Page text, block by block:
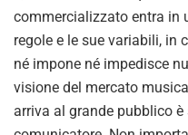
commercializzato entra in
regole e le sue variabili, in
né impone né impedisce
visione del mercato
arriva al grande pubblico